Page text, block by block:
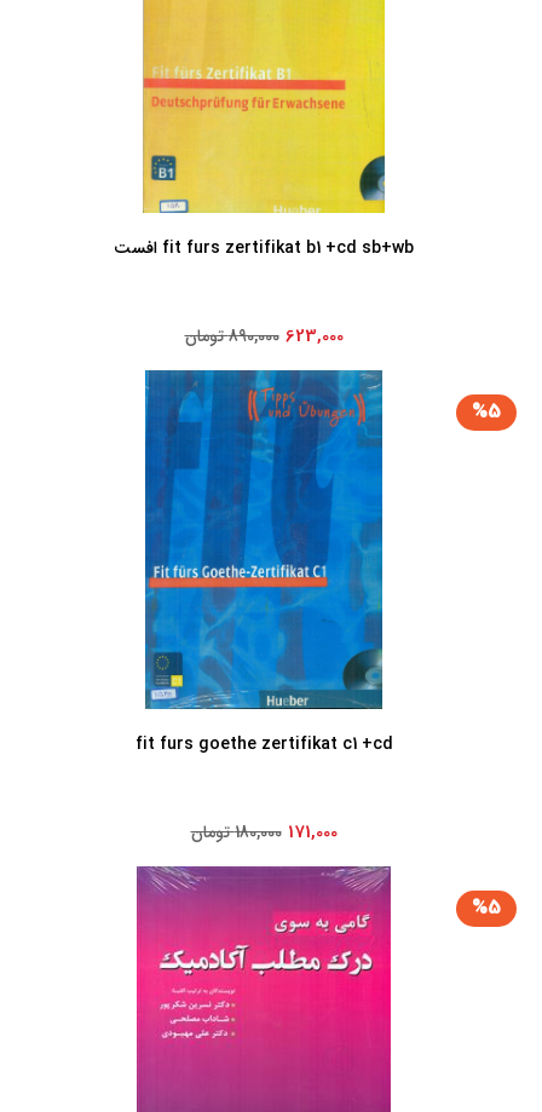
fit furs zertifikat b1 +cd sb+wb افست
623,000 890,000 تومان
%5
fit furs goethe zertifikat c1 +cd
171,000 180,000 تومان
%5